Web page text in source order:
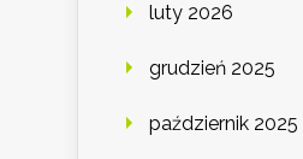
luty 2026
grudzień 2025
październik 2025